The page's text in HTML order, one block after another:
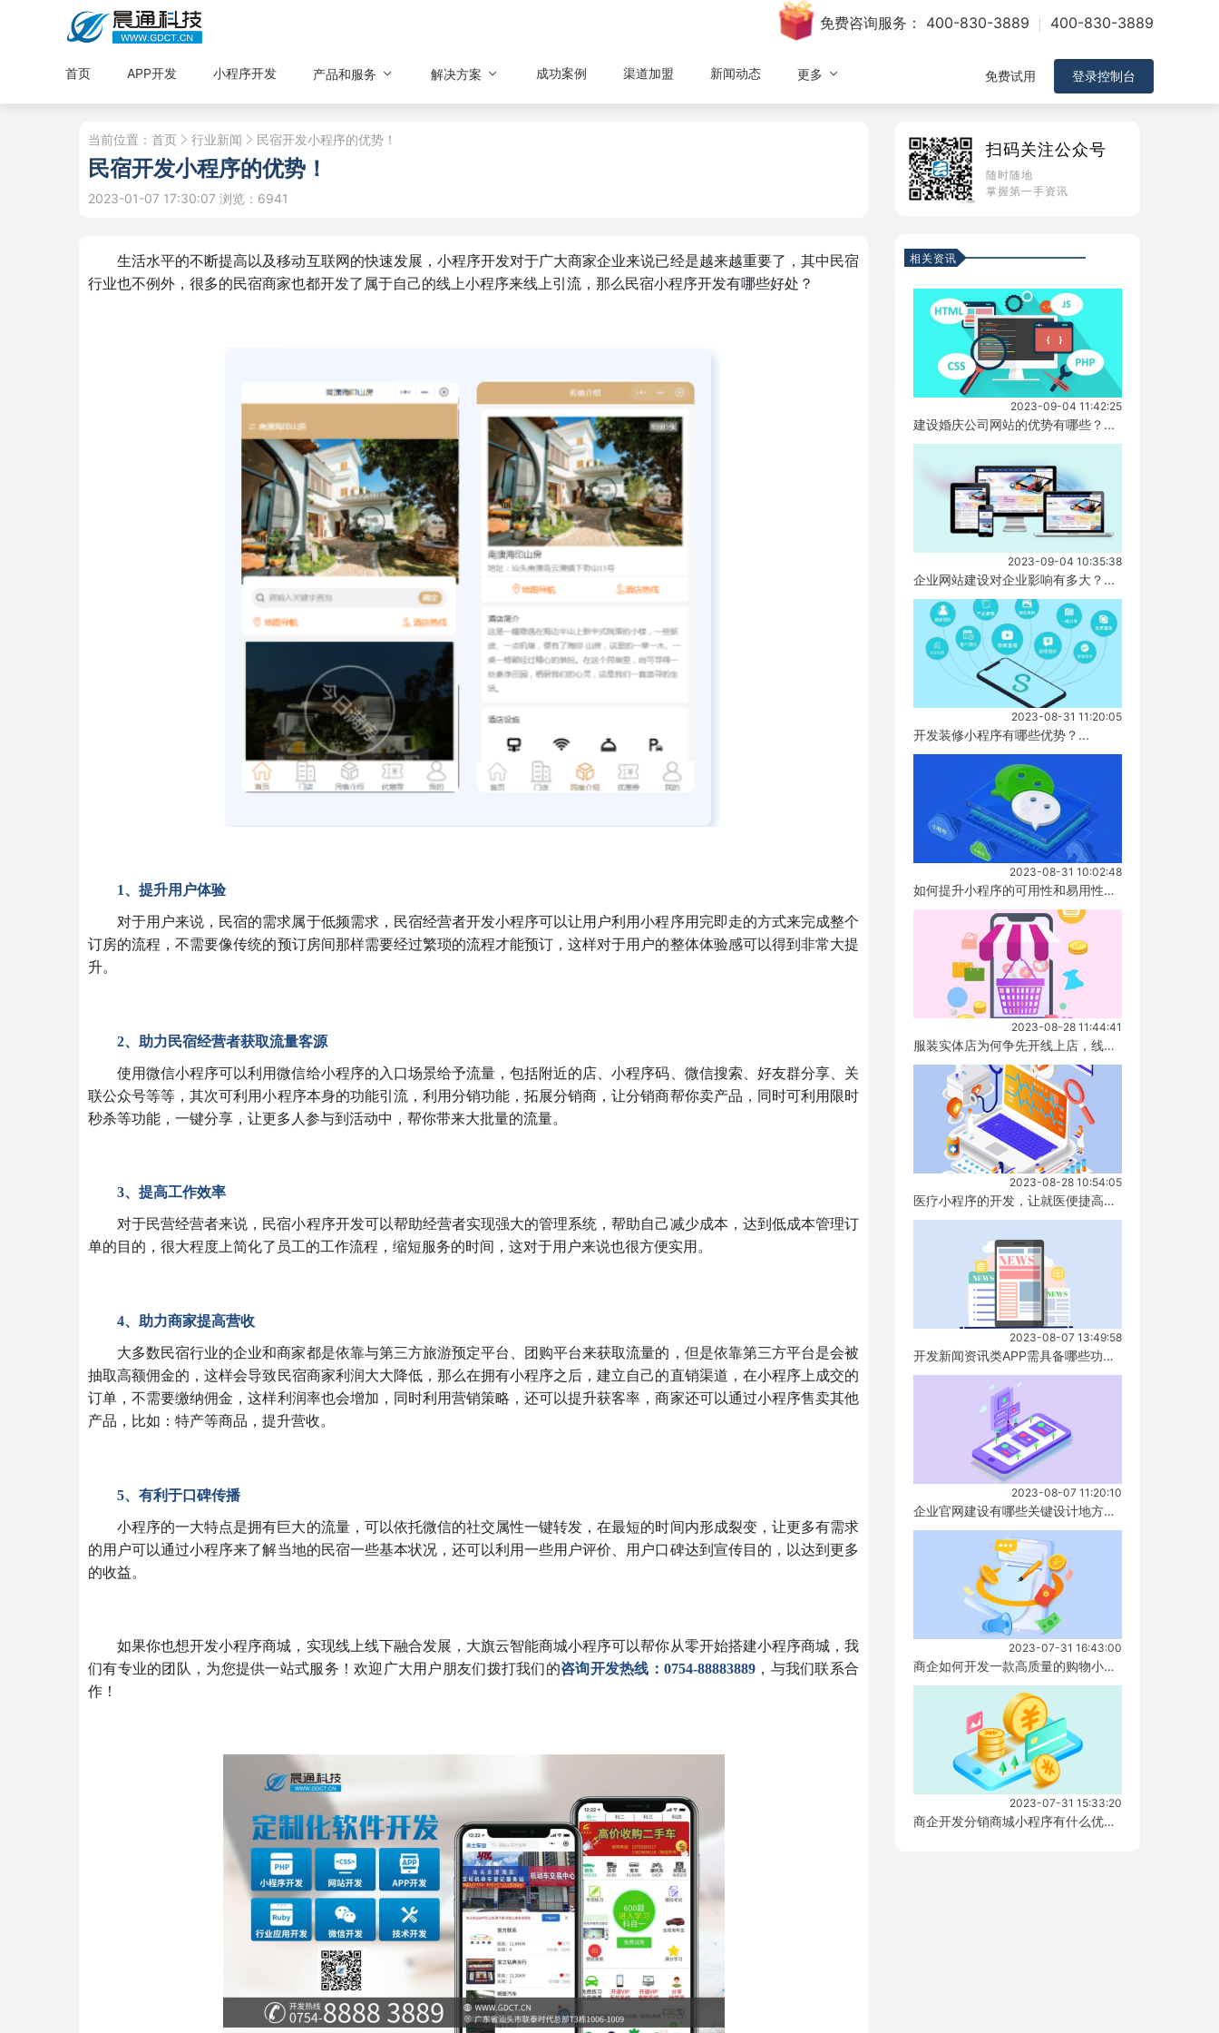
免费咨询服务： 400-830-3889 400-830-3889
首页 APP开发 小程序开发 产品和服务 解决方案 成功案例 渠道加盟 新闻动态 更多 免费试用 登录控制台
当前位置： 首页 行业新闻 民宿开发小程序的优势！
民宿开发小程序的优势！
2023-01-07 17:30:07 浏览：6941
生活水平的不断提高以及移动互联网的快速发展，小程序开发对于广大商家企业来说已经是越来越重要了，其中民宿
行业也不例外，很多的民宿商家也都开发了属于自己的线上小程序来线上引流，那么民宿小程序开发有哪些好处？
1、提升用户体验
对于用户来说，民宿的需求属于低频需求，民宿经营者开发小程序可以让用户利用小程序用完即走的方式来完成整个
订房的流程，不需要像传统的预订房间那样需要经过繁琐的流程才能预订，这样对于用户的整体体验感可以得到非常大提
升。
2、助力民宿经营者获取流量客源
使用微信小程序可以利用微信给小程序的入口场景给予流量，包括附近的店、小程序码、微信搜索、好友群分享、关
联公众号等等，其次可利用小程序本身的功能引流，利用分销功能，拓展分销商，让分销商帮你卖产品，同时可利用限时
秒杀等功能，一键分享，让更多人参与到活动中，帮你带来大批量的流量。
3、提高工作效率
对于民营经营者来说，民宿小程序开发可以帮助经营者实现强大的管理系统，帮助自己减少成本，达到低成本管理订
单的目的，很大程度上简化了员工的工作流程，缩短服务的时间，这对于用户来说也很方便实用。
4、助力商家提高营收
大多数民宿行业的企业和商家都是依靠与第三方旅游预定平台、团购平台来获取流量的，但是依靠第三方平台是会被
抽取高额佣金的，这样会导致民宿商家利润大大降低，那么在拥有小程序之后，建立自己的直销渠道，在小程序上成交的
订单，不需要缴纳佣金，这样利润率也会增加，同时利用营销策略，还可以提升获客率，商家还可以通过小程序售卖其他
产品，比如：特产等商品，提升营收。
5、有利于口碑传播
小程序的一大特点是拥有巨大的流量，可以依托微信的社交属性一键转发，在最短的时间内形成裂变，让更多有需求
的用户可以通过小程序来了解当地的民宿一些基本状况，还可以利用一些用户评价、用户口碑达到宣传目的，以达到更多
的收益。
如果你也想开发小程序商城，实现线上线下融合发展，大旗云智能商城小程序可以帮你从零开始搭建小程序商城，我
们有专业的团队，为您提供一站式服务！欢迎广大用户朋友们拨打我们的咨询开发热线：0754-88883889 ，与我们联系合
作！
扫码关注公众号
随时随地
掌握第一手资讯
相关资讯
2023-09-04 11:42:25
建设婚庆公司网站的优势有哪些？...
2023-09-04 10:35:38
企业网站建设对企业影响有多大？...
2023-08-31 11:20:05
开发装修小程序有哪些优势？...
2023-08-31 10:02:48
如何提升小程序的可用性和易用性，有哪些方式！...
2023-08-28 11:44:41
服装实体店为何争先开线上店，线上店与实体店有什么区别？...
2023-08-28 10:54:05
医疗小程序的开发，让就医便捷高效！...
2023-08-07 13:49:58
开发新闻资讯类APP需具备哪些功能？...
2023-08-07 11:20:10
企业官网建设有哪些关键设计地方要注意？...
2023-07-31 16:43:00
商企如何开发一款高质量的购物小程序？...
2023-07-31 15:33:20
商企开发分销商城小程序有什么优势？...